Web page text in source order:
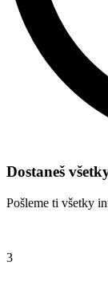
Dostaneš
Pošleme ti všetky
3